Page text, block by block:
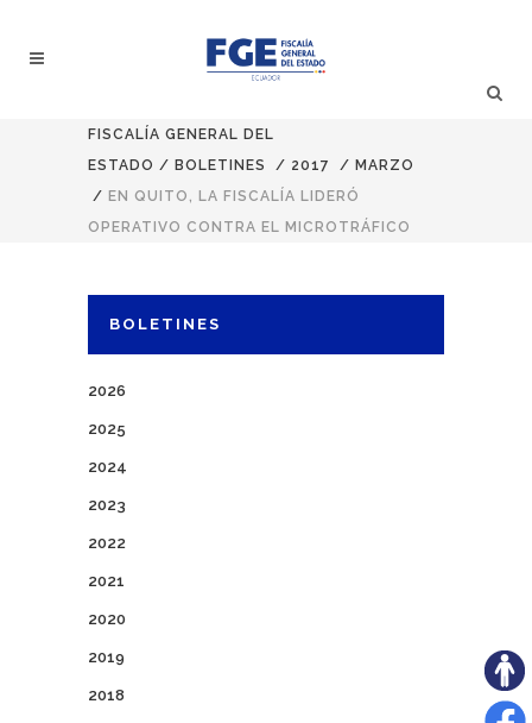
FISCALÍA GENERAL DEL
ESTADO / BOLETINES / 2017 / MARZO
/ EN QUITO, LA FISCALÍA LIDERÓ
OPERATIVO CONTRA EL MICROTRÁFICO
BOLETINES
2026
2025
2024
2023
2022
2021
2020
2019
2018